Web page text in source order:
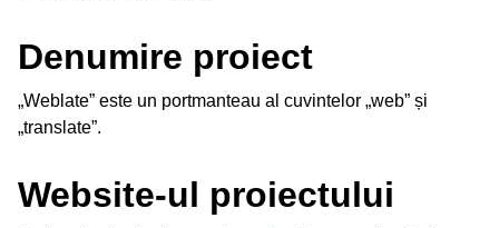
Denumire proiect
„Weblate” este un portmanteau al cuvintelor „web” și
„translate”.
Website-ul proiectului